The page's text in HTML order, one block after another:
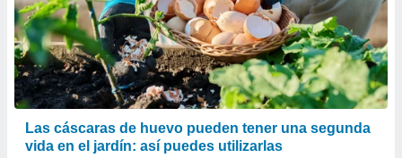
Las cáscaras de huevo pueden tener una segunda
vida en el jardín: así puedes utilizarlas